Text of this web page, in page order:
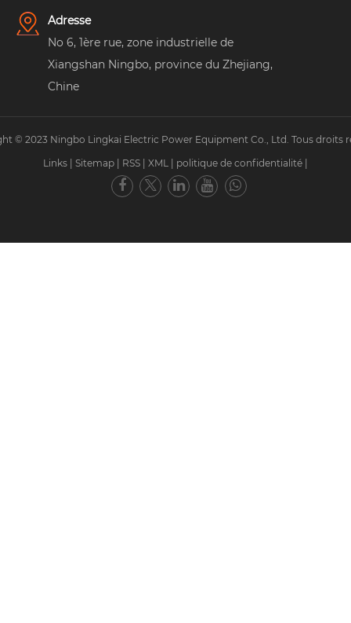
Adresse
No 6, 1ère rue, zone industrielle de
Xiangshan Ningbo, province du Zhejiang,
Chine
© 2023 Ningbo Lingkai Electric Power Equipment Co., Ltd. Tous droits
Links
Sitemap RSS XML politique de confidentialité